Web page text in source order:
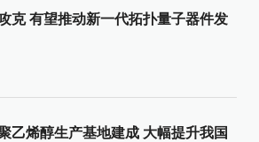
克 有望推动新一代拓扑量子器件发
乙烯醇生产基地建成 大幅提升我国